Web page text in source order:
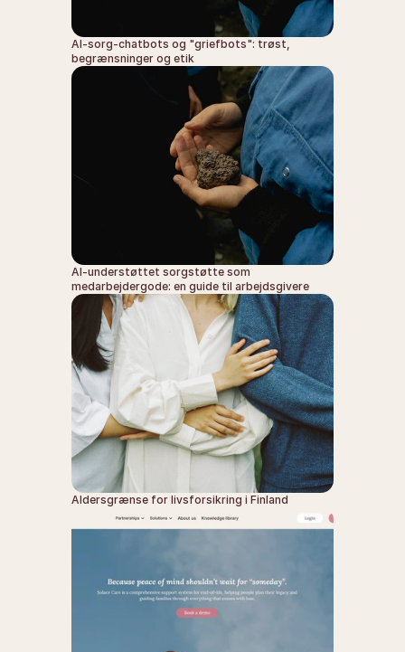
AI-sorg-chatbots og "griefbots": trøst,
begrænsninger og etik
AI-understøttet sorgstøtte som
medarbejdergode: en guide til arbejdsgivere
Aldersgrænse for livsforsikring i Finland